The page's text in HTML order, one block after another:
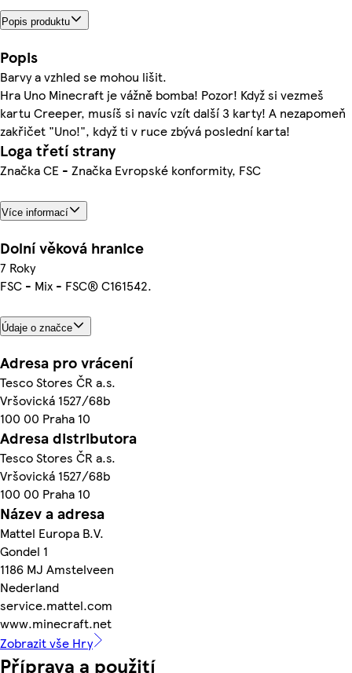
Popis produktu
Popis
Barvy a vzhled se mohou lišit.
Hra Uno Minecraft je vážně bomba! Pozor! Když si vezmeš
kartu Creeper, musíš si navíc vzít další 3 karty! A nezapomeň
zakřičet "Uno!", když ti v ruce zbývá poslední karta!
Loga třetí strany
Značka CE - Značka Evropské konformity, FSC
Více informací
Dolní věková hranice
7 Roky
FSC - Mix - FSC® C161542.
Údaje o značce
Adresa pro vrácení
Tesco Stores ČR a.s.
Vršovická 1527/68b
100 00 Praha 10
Adresa distributora
Tesco Stores ČR a.s.
Vršovická 1527/68b
100 00 Praha 10
Název a adresa
Mattel Europa B.V.
Gondel 1
1186 MJ Amstelveen
Nederland
service.mattel.com
www.minecraft.net
Zobrazit vše Hry
Příprava a použití